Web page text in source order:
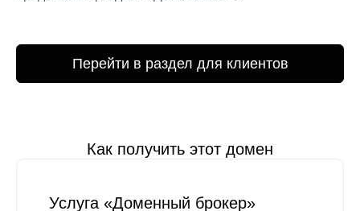
Перейти в раздел для клиентов
Как получить этот домен
Услуга «Доменный брокер»